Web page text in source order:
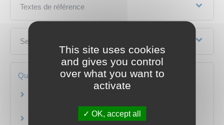
Textes de référence
Services en ligne et formulaires
Questions ? Réponses !
en cas de vente d'un logement ?
Diagnostics immobiliers : où trouver un
This site uses cookies
and gives you control
over what you want to
activate
OK, accept all